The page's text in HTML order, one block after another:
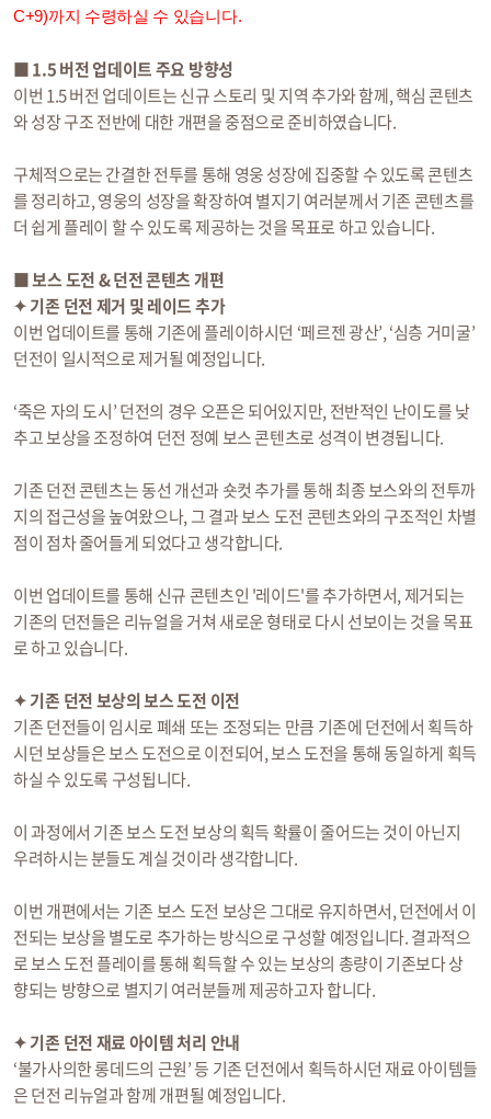
C+9)까지 수령하실 수 있습니다.
■ 1.5 버전 업데이트 주요 방향성
이번 1.5 버전 업데이트는 신규 스토리 및 지역 추가와 함께, 핵심 콘텐츠
와 성장 구조 전반에 대한 개편을 중점으로 준비하였습니다.
구체적으로는 간결한 전투를 통해 영웅 성장에 집중할 수 있도록 콘텐츠
를 정리하고, 영웅의 성장을 확장하여 별지기 여러분께서 기존 콘텐츠를
더 쉽게 플레이 할 수 있도록 제공하는 것을 목표로 하고 있습니다.
■ 보스 도전 & 던전 콘텐츠 개편
✦ 기존 던전 제거 및 레이드 추가
이번 업데이트를 통해 기존에 플레이하시던 ‘페르젠 광산’, ‘심층 거미굴’
던전이 일시적으로 제거될 예정입니다.
‘죽은 자의 도시’ 던전의 경우 오픈은 되어있지만, 전반적인 난이도를 낮
추고 보상을 조정하여 던전 정예 보스 콘텐츠로 성격이 변경됩니다.
기존 던전 콘텐츠는 동선 개선과 숏컷 추가를 통해 최종 보스와의 전투까
지의 접근성을 높여왔으나, 그 결과 보스 도전 콘텐츠와의 구조적인 차별
점이 점차 줄어들게 되었다고 생각합니다.
이번 업데이트를 통해 신규 콘텐츠인 '레이드'를 추가하면서, 제거되는
기존의 던전들은 리뉴얼을 거쳐 새로운 형태로 다시 선보이는 것을 목표
로 하고 있습니다.
✦ 기존 던전 보상의 보스 도전 이전
기존 던전들이 임시로 폐쇄 또는 조정되는 만큼 기존에 던전에서 획득하
시던 보상들은 보스 도전으로 이전되어, 보스 도전을 통해 동일하게 획득
하실 수 있도록 구성됩니다.
이 과정에서 기존 보스 도전 보상의 획득 확률이 줄어드는 것이 아닌지
우려하시는 분들도 계실 것이라 생각합니다.
이번 개편에서는 기존 보스 도전 보상은 그대로 유지하면서, 던전에서 이
전되는 보상을 별도로 추가하는 방식으로 구성할 예정입니다. 결과적으
로 보스 도전 플레이를 통해 획득할 수 있는 보상의 총량이 기존보다 상
향되는 방향으로 별지기 여러분들께 제공하고자 합니다.
✦ 기존 던전 재료 아이템 처리 안내
‘불가사의한 롱데드의 근원’ 등 기존 던전에서 획득하시던 재료 아이템들
은 던전 리뉴얼과 함께 개편될 예정입니다.